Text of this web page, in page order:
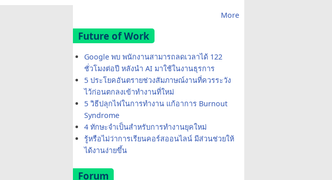
More
Future of Work
Google พบ พนักงานสามารถลดเวลาได้ 122
ชั่วโมงต่อปี หลังนำ AI มาใช้ในงานธุรการ
5 ประโยคอันตรายช่วงสัมภาษณ์งานที่ควรระวัง
ไว้ก่อนตกลงเข้าทำงานที่ใหม่
5 วิธีปลุกไฟในการทำงาน แก้อาการ Burnout
Syndrome
4 ทักษะจำเป็นสำหรับการทำงานยุคใหม่
รู้หรือไม่ว่าการเรียนคอร์สออนไลน์ มีส่วนช่วยให้
ได้งานง่ายขึ้น
Forum